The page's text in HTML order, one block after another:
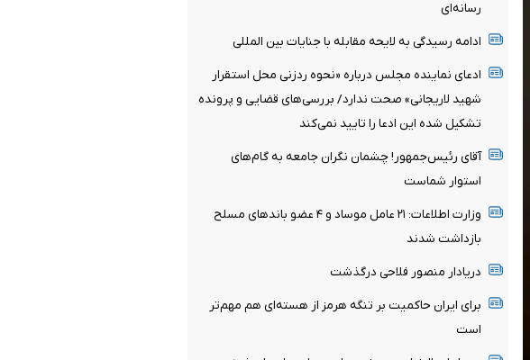
رسانه‌ای
ادامه رسیدگی به لایحه مقابله با جنایات بین المللی
ادعای نماینده مجلس درباره «نحوه ردزنی محل استقرار
شهید لاریجانی» صحت ندارد/ بررسی‌های قضایی و پرونده
تشکیل شده این ادعا را تایید نمی‌کند
آقای رئیس‌جمهور! چشمان نگران جامعه به گام‌های
استوار شماست
وزارت اطلاعات: ۲۱ عامل موساد و ۴ عضو باندهای مسلح
بازداشت شدند
دریادار منصور فلاحی درگذشت
برای ایران حاکمیت بر تنگه هرمز از هسته‌ای هم مهم‌تر
است